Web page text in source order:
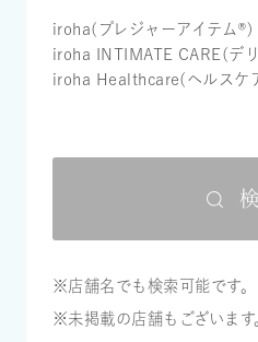
iroha(プレジャーアイテム®)
iroha INTIMATE CARE(デ
iroha Healthcare(ヘルスケ
※店舗名でも検索可能です。
※未掲載の店舗もございます